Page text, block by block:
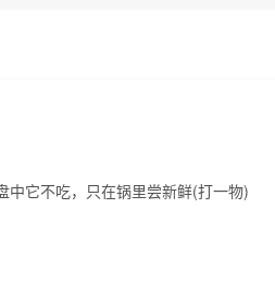
中它不吃，只在锅里尝新鲜(打一物)